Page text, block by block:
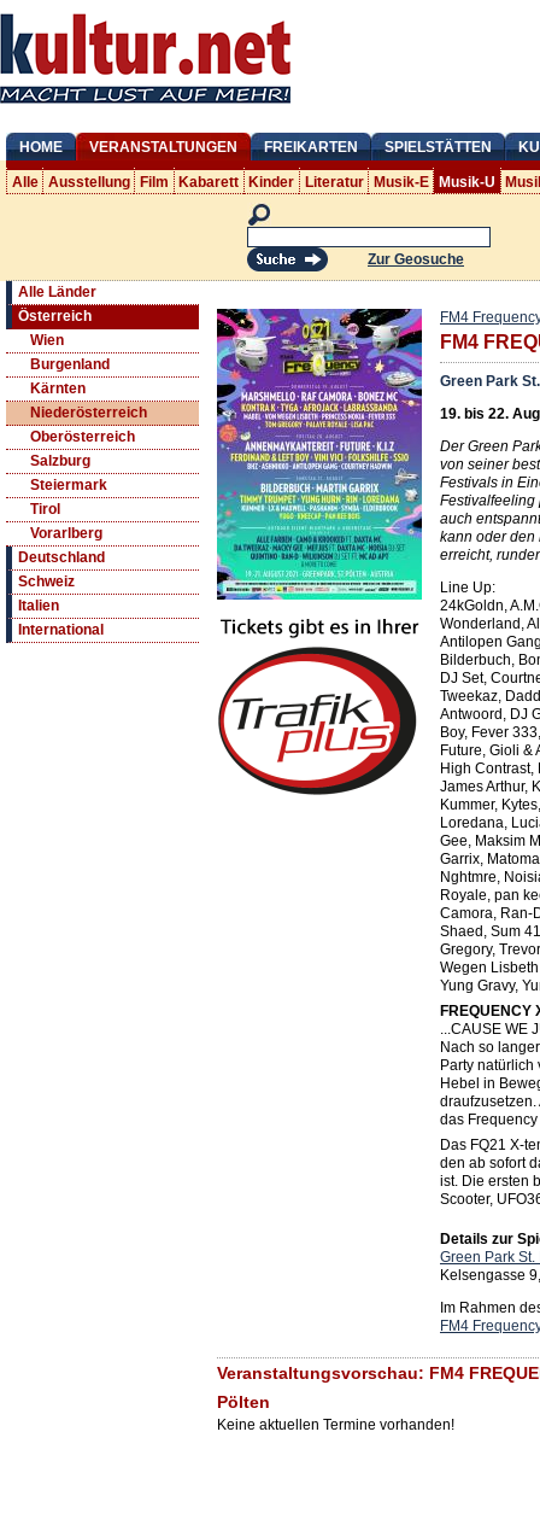
HOME VERANSTALTUNGEN FREIKARTEN SPIELSTÄTTEN
Alle Ausstellung Film Kabarett Kinder Literatur Musik-E Musik-U
Zur Geosuche
Alle Länder
Österreich
Wien
Burgenland
Kärnten
Niederösterreich
Oberösterreich
Salzburg
Steiermark
Tirol
Vorarlberg
Deutschland
Schweiz
Italien
International
FM4
FM4
Green Park
19. bis 22.
Der Green
von seiner
Festivals in
Festivalfeeling
auch
kann oder den
erreicht,
Line Up:
24kGoldn,
Wonderland,
Antilopen
Bilderbuch,
DJ Set,
Tweekaz,
Antwoord, DJ
Boy, Fever
Future, Gioli &
High
James Arthur,
Kummer,
Loredana,
Gee, Maksim
Garrix,
Nghtmre,
Royale, pan
Camora, Ran-
Shaed, Sum
Gregory,
Wegen
Yung Gravy,
FREQUENCY
...CAUSE WE
Nach so
Party
Hebel in
draufzusetzen.
das
Das FQ21 X-
den ab sofort
ist. Die ersten
Scooter,
Details zur
Green Park St.
Kelsengasse
Im Rahmen
FM4
Veranstaltungsvorschau: FM4
Pölten
Keine aktuellen Termine vorhanden!